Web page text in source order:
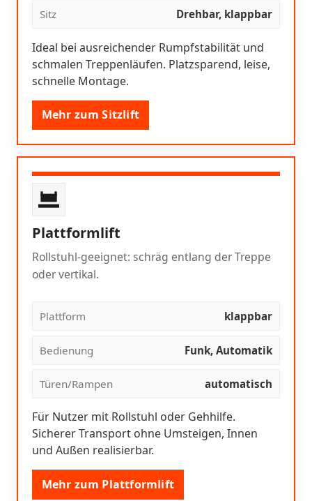
Sitz Drehbar, klappbar
Ideal bei ausreichender Rumpfstabilität und
schmalen Treppenläufen. Platzsparend, leise,
schnelle Montage.
Mehr zum Sitzlift
Plattformlift
Rollstuhl-geeignet: schräg entlang der Treppe
oder vertikal.
Plattform klappbar
Bedienung Funk, Automatik
Türen/Rampen automatisch
Für Nutzer mit Rollstuhl oder Gehhilfe.
Sicherer Transport ohne Umsteigen, Innen
und Außen realisierbar.
Mehr zum Plattformlift